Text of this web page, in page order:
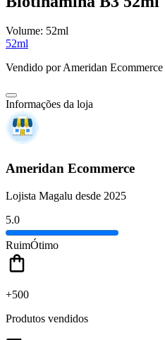
Volume: 52ml
52ml
Vendido porAmeridan Ecommerce
Informações da loja
Ameridan Ecommerce
Lojista Magalu desde 2025
5.0
RuimÓtimo
+500
Produtos vendidos